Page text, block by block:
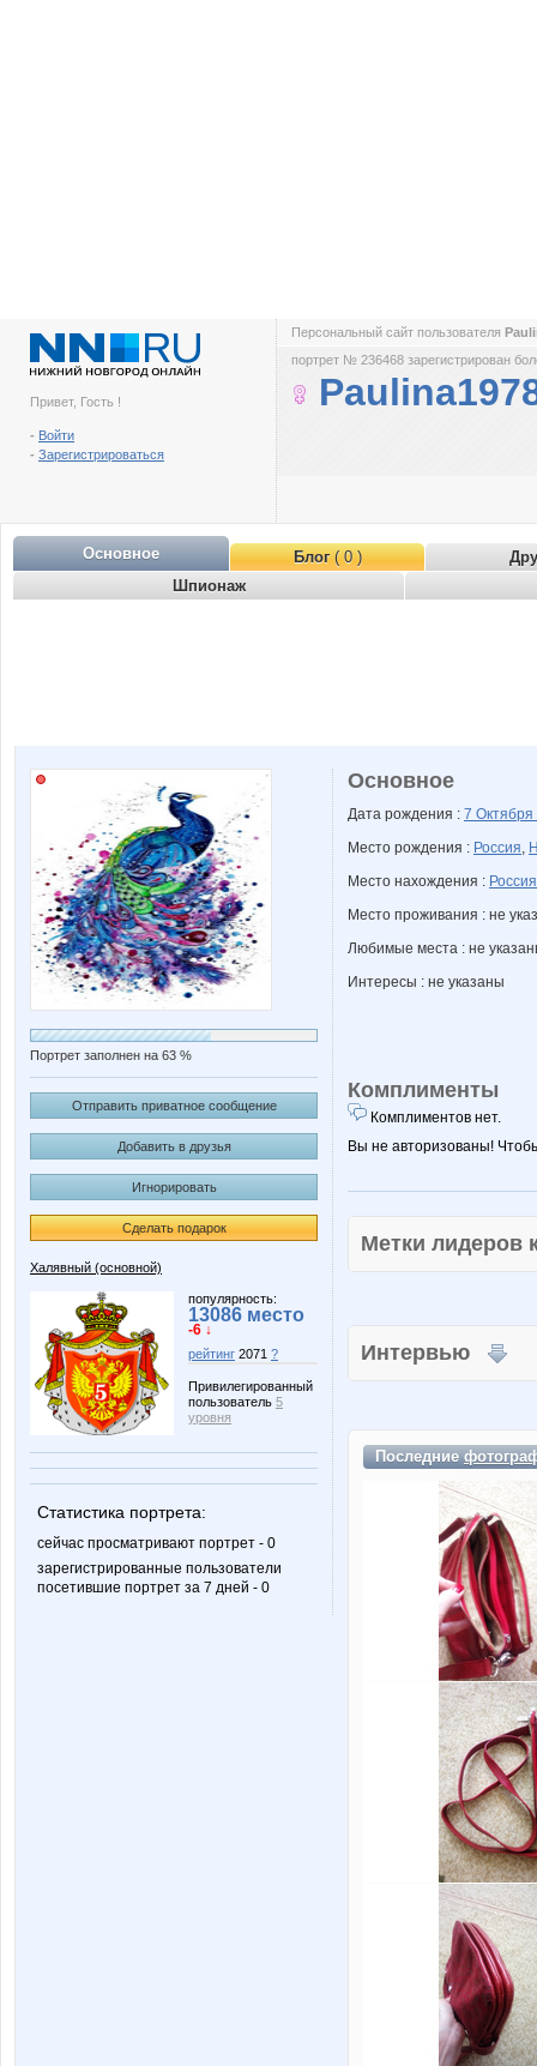
Привет, Гость !
- Войти
- Зарегистрироваться
Персональный сайт пользователя
портрет № 236468 зарегистрирован
Основное Блог( 0 )
Шпионаж
Портрет заполнен на 63 %
Отправить приватное сообщение
Добавить в друзья
Игнорировать
Сделать подарок
Халявный (основной)
популярность:
13086 место
-6 ↓
рейтинг 2071 ?
Привилегированный
пользователь 5
уровня
Статистика портрета:
сейчас просматривают портрет - 0
зарегистрированные пользователи
посетившие портрет за 7 дней - 0
Основное
Дата рождения : 7 Октября
Место рождения : Россия,
Место нахождения : Россия
Место проживания : не
Любимые места : не
Интересы : не указаны
Комплименты
Комплиментов нет.
Вы не авторизованы!
Метки
Интервью
Последние